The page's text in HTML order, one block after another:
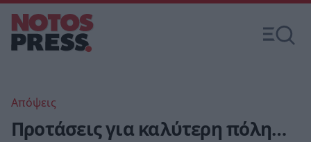
Απόψεις
Προτάσεις για καλύτερη πόλη…